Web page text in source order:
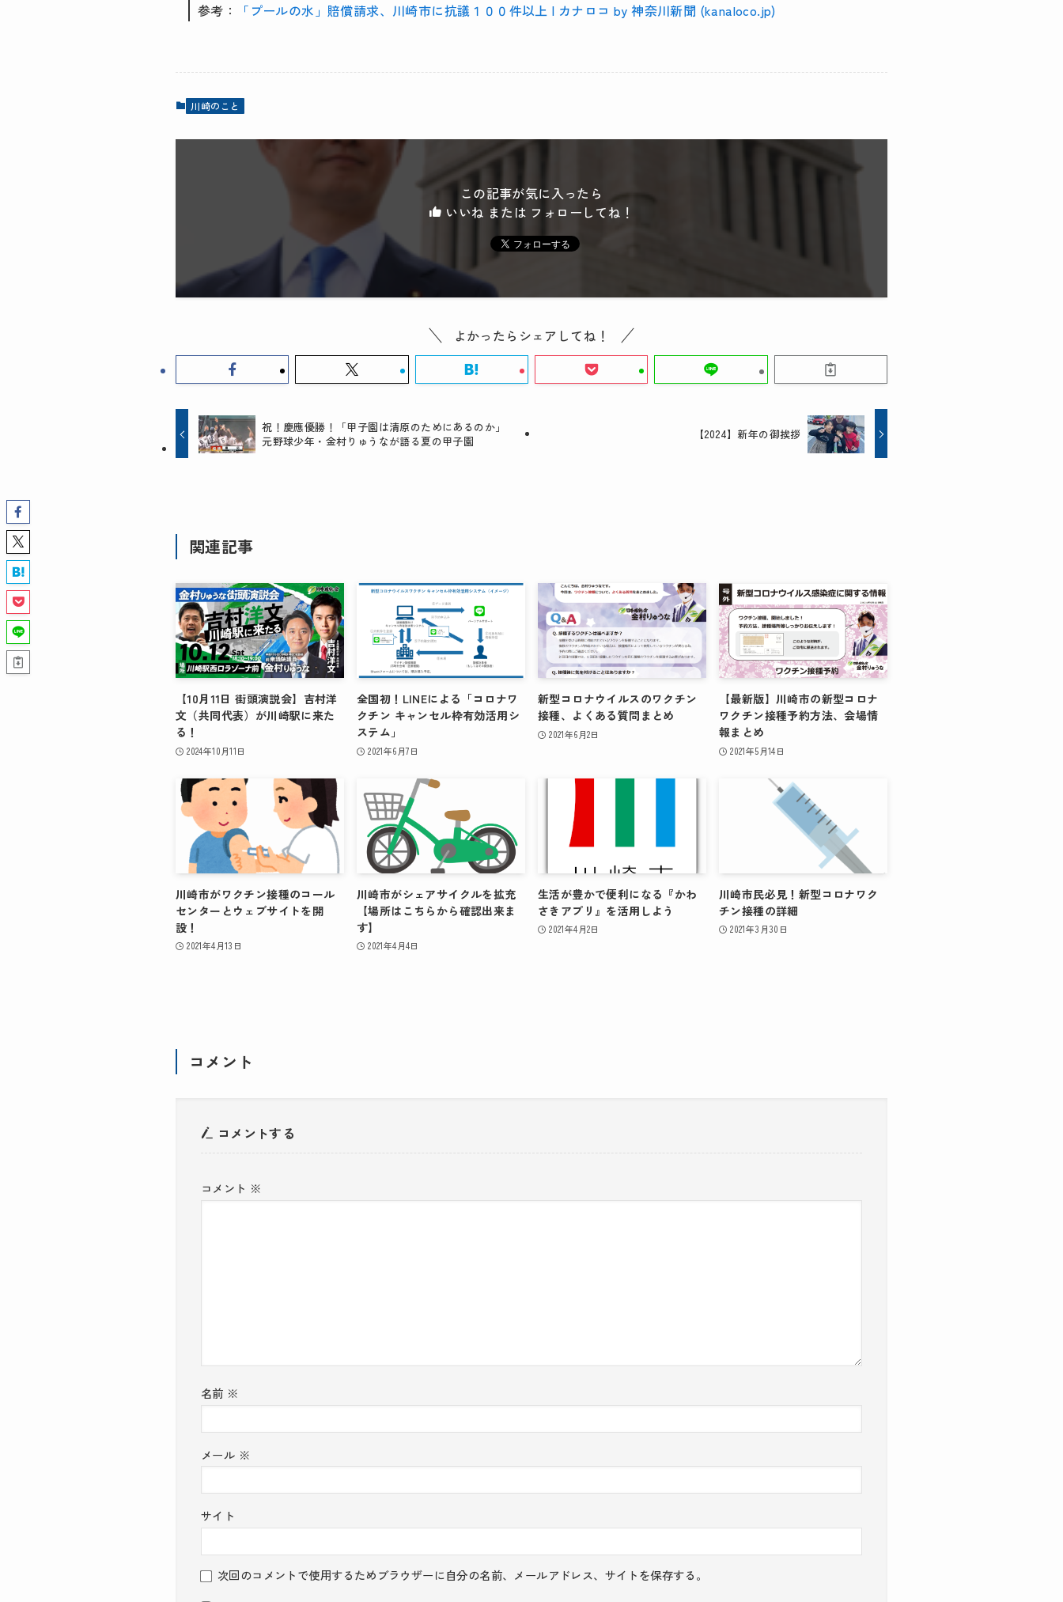
参考： 「プールの水」賠償請求、川崎市に抗議１００件以上 | カナロコ by 神奈川新聞 (kanaloco.jp)
川崎のこと
この記事が気に入ったら
いいね または フォローしてね！
よかったらシェアしてね！
祝！慶應優勝！「甲子園は清原のためにあるのか」
元野球少年・金村りゅうなが語る夏の甲子園
【2024】新年の御挨拶
関連記事
【10月11日 街頭演説会】吉村洋
文（共同代表）が川崎駅に来た
る！
2024年10月11日
全国初！LINEによる「コロナワ
クチン キャンセル枠有効活用シ
ステム」
2021年6月7日
新型コロナウイルスのワクチン
接種、よくある質問まとめ
2021年6月2日
【最新版】川崎市の新型コロナ
ワクチン接種予約方法、会場情
報まとめ
2021年5月14日
川崎市がワクチン接種のコール
センターとウェブサイトを開
設！
2021年4月13日
川崎市がシェアサイクルを拡充
【場所はこちらから確認出来ま
す】
2021年4月4日
生活が豊かで便利になる『かわ
さきアプリ』を活用しよう
2021年4月2日
川崎市民必見！新型コロナワク
チン接種の詳細
2021年3月30日
コメント
コメントする
コメント ※
名前 ※
メール ※
サイト
次回のコメントで使用するためブラウザーに自分の名前、メールアドレス、サイトを保存する。